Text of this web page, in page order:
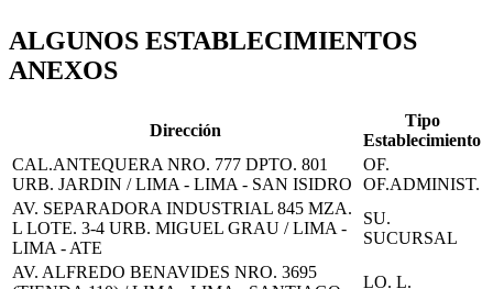
ALGUNOS ESTABLECIMIENTOS
ANEXOS
Dirección
Tipo
Establecimiento
CAL.ANTEQUERA NRO. 777 DPTO. 801
URB. JARDIN / LIMA - LIMA - SAN ISIDRO
OF.
OF.ADMINIST.
AV. SEPARADORA INDUSTRIAL 845 MZA.
L LOTE. 3-4 URB. MIGUEL GRAU / LIMA -
LIMA - ATE
SU.
SUCURSAL
AV. ALFREDO BENAVIDES NRO. 3695
LO. L.